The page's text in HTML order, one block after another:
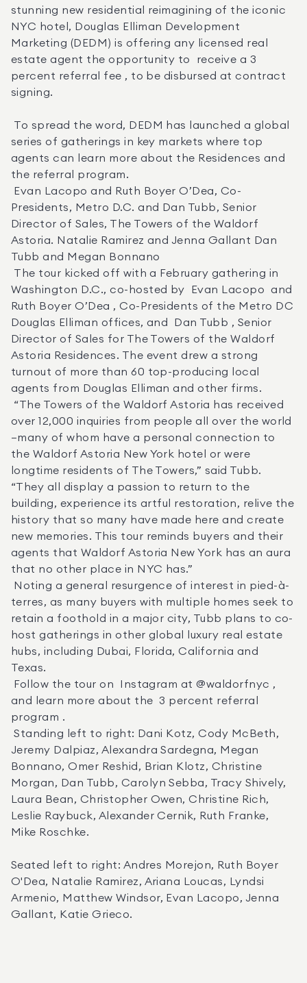
stunning new residential reimagining of the iconic
NYC hotel, Douglas Elliman Development
Marketing (DEDM) is offering any licensed real
estate agent the opportunity to  receive a 3
percent referral fee , to be disbursed at contract
signing.
series of gatherings in key markets where top
agents can learn more about the Residences and
the referral program.
Presidents, Metro D.C. and Dan Tubb, Senior
Director of Sales, The Towers of the Waldorf
Astoria. Natalie Ramirez and Jenna Gallant Dan
Tubb and Megan Bonnano
Washington D.C., co-hosted by  Evan Lacopo  and
Ruth Boyer O’Dea , Co-Presidents of the Metro DC
Douglas Elliman offices, and  Dan Tubb , Senior
Director of Sales for The Towers of the Waldorf
Astoria Residences. The event drew a strong
turnout of more than 60 top-producing local
agents from Douglas Elliman and other firms.
over 12,000 inquiries from people all over the world
—many of whom have a personal connection to
the Waldorf Astoria New York hotel or were
longtime residents of The Towers,” said Tubb.
“They all display a passion to return to the
building, experience its artful restoration, relive the
history that so many have made here and create
new memories. This tour reminds buyers and their
agents that Waldorf Astoria New York has an aura
that no other place in NYC has.”
terres, as many buyers with multiple homes seek to
retain a foothold in a major city, Tubb plans to co-
host gatherings in other global luxury real estate
hubs, including Dubai, Florida, California and
Texas.
and learn more about the  3 percent referral
program .
Standing left to right: Dani Kotz, Cody McBeth,
Jeremy Dalpiaz, Alexandra Sardegna, Megan
Bonnano, Omer Reshid, Brian Klotz, Christine
Morgan, Dan Tubb, Carolyn Sebba, Tracy Shively,
Laura Bean, Christopher Owen, Christine Rich,
Leslie Raybuck, Alexander Cernik, Ruth Franke,
Mike Roschke.
Seated left to right: Andres Morejon, Ruth Boyer
O'Dea, Natalie Ramirez, Ariana Loucas, Lyndsi
Armenio, Matthew Windsor, Evan Lacopo, Jenna
Gallant, Katie Grieco.